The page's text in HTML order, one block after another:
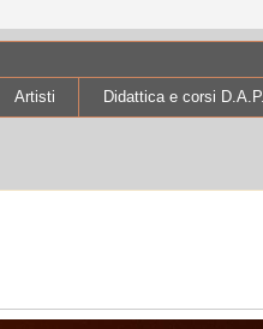
Artisti Didattica e corsi D.A.P.